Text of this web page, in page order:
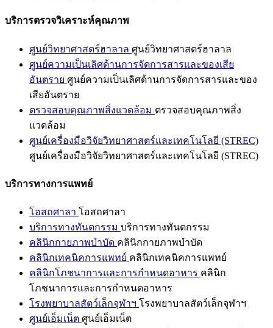
บริการตรวจวิเคราะห์คุณภาพ
ศูนย์วิทยาศาสตร์ฮาลาล ศูนย์วิทยาศาสตร์ฮาลาล
ศูนย์ความเป็นเลิศด้านการจัดการสารและของเสีย
อันตราย ศูนย์ความเป็นเลิศด้านการจัดการสารและของ
เสียอันตราย
ตรวจสอบคุณภาพสิ่งแวดล้อม ตรวจสอบคุณภาพสิ่ง
แวดล้อม
ศูนย์เครื่องมือวิจัยวิทยาศาสตร์และเทคโนโลยี (STREC)
ศูนย์เครื่องมือวิจัยวิทยาศาสตร์และเทคโนโลยี (STREC)
บริการทางการแพทย์
โอสถศาลา โอสถศาลา
บริการทางทันตกรรม บริการทางทันตกรรม
คลินิกกายภาพบำบัด คลินิกกายภาพบำบัด
คลินิกเทคนิคการแพทย์ คลินิกเทคนิคการแพทย์
คลินิกโภชนาการและการกำหนดอาหาร คลินิก
โภชนาการและการกำหนดอาหาร
โรงพยาบาลสัตว์เล็กจุฬาฯ โรงพยาบาลสัตว์เล็กจุฬาฯ
ศูนย์เอ็มเน็ต ศูนย์เอ็มเน็ต